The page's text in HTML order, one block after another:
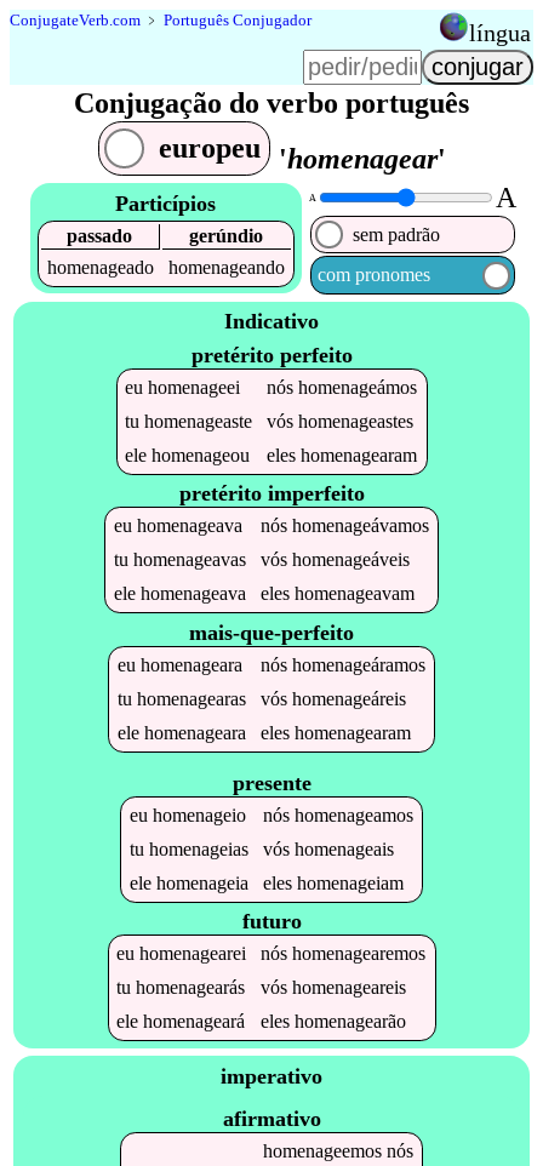
ConjugateVerb.com ﹥ Português Conjugador língua
Conjugação do verbo português
europeu
'homenagear'
Particípios
passado
gerúndio
homenageado
homenageando
A A
sem padrão
com pronomes
Indicativo
pretérito perfeito
euhomenageei nóshomenageámos
tuhomenageaste vóshomenageastes
elehomenageou eleshomenagearam
pretérito imperfeito
eu homenageava nós homenageávamos
tu homenageavas vós homenageáveis
ele homenageava eles homenageavam
mais-que-perfeito
eu homenageara nós homenageáramos
tu homenagearas vós homenageáreis
ele homenageara eles homenagearam
presente
eu homenageio nós homenageamos
tu homenageias vós homenageais
ele homenageia eles homenageiam
futuro
euhomenagearei nóshomenagearemos
tuhomenagearás vóshomenageareis
elehomenageará eleshomenagearão
imperativo
afirmativo
homenageemosnós